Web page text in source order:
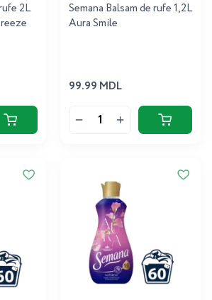
2L
Semana Balsam de rufe 1,2L
Aura Smile
99.99 MDL